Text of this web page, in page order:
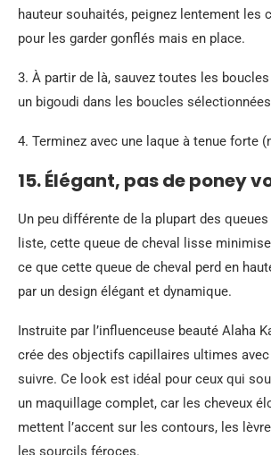
hauteur souhaités, peignez lentement les
pour les garder gonflés mais en place.
3. À partir de là, sauvez toutes les
un bigoudi dans les boucles
4. Terminez avec une laque à tenue forte
15. Élégant, pas de poney
Un peu différente de la plupart des
liste, cette queue de cheval lisse
ce que cette queue de cheval perd en
par un design élégant et dynamique.
Instruite par l’influenceuse beauté Alaha
crée des objectifs capillaires ultimes
suivre. Ce look est idéal pour ceux qui
un maquillage complet, car les cheveux
mettent l’accent sur les contours, les
les sourcils féroces.